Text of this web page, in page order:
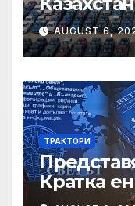
AUGUST 6,
ТРАКТОРИ
Кратка